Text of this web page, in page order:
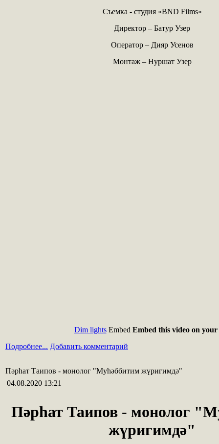
Съемка - студия «BND Films»
Директор – Батур Узер
Оператор – Дияр Усенов
Монтаж – Нуршат Узер
Dim lightsEmbed Embed this video on your
Подробнее... Добавить комментарий
Пәрһат Таипов - монолог "Муһәббитим жүригимдә"
04.08.2020 13:21
Пәрһат Таипов - монолог
жүригимдә"